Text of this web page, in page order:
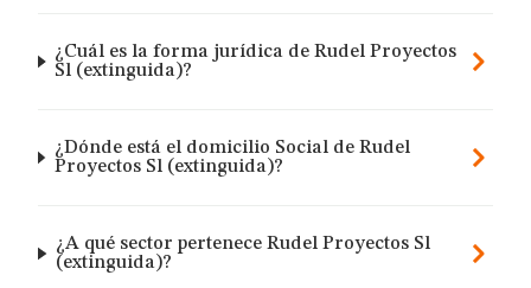
¿Cuál es la forma jurídica de Rudel Proyectos
Sl (extinguida)?
¿Dónde está el domicilio Social de Rudel
Proyectos Sl (extinguida)?
¿A qué sector pertenece Rudel Proyectos Sl
(extinguida)?